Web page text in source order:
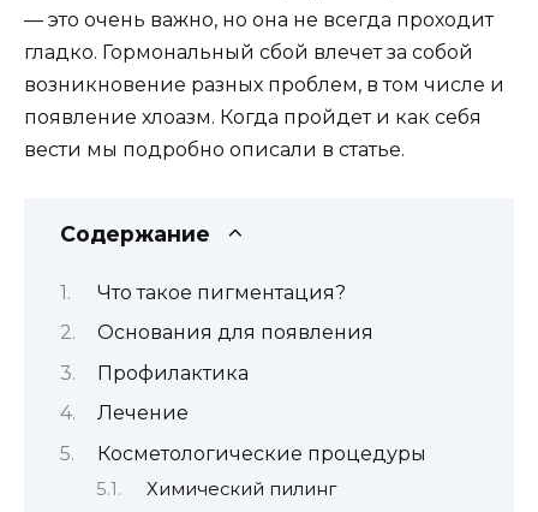
— это очень важно, но она не всегда проходит
гладко. Гормональный сбой влечет за собой
возникновение разных проблем, в том числе и
появление хлоазм. Когда пройдет и как себя
вести мы подробно описали в статье.
Содержание
Что такое пигментация?
Основания для появления
Профилактика
Лечение
Косметологические процедуры
Химический пилинг